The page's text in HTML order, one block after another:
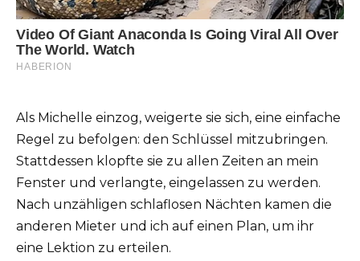
Als Michelle einzog, weigerte sie sich, eine einfache
Regel zu befolgen: den Schlüssel mitzubringen.
Stattdessen klopfte sie zu allen Zeiten an mein
Fenster und verlangte, eingelassen zu werden.
Nach unzähligen schlaflosen Nächten kamen die
anderen Mieter und ich auf einen Plan, um ihr
eine Lektion zu erteilen.